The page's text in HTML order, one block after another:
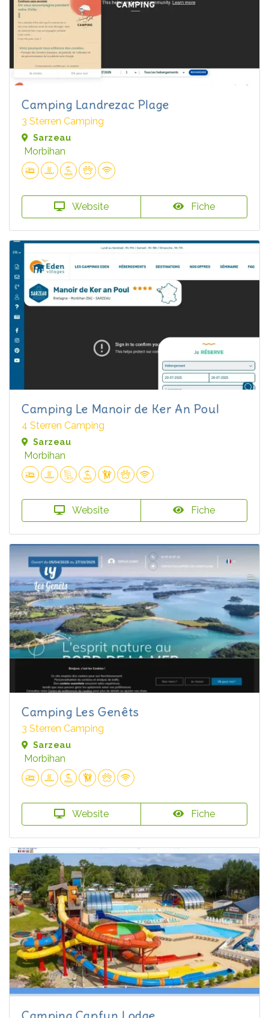
Camping Landrezac Plage
3 Sterren Camping
Sarzeau
Morbihan
Website Fiche
Camping Le Manoir de Ker An Poul
4 Sterren Camping
Sarzeau
Morbihan
Website Fiche
Camping Les Genêts
3 Sterren Camping
Sarzeau
Morbihan
Website Fiche